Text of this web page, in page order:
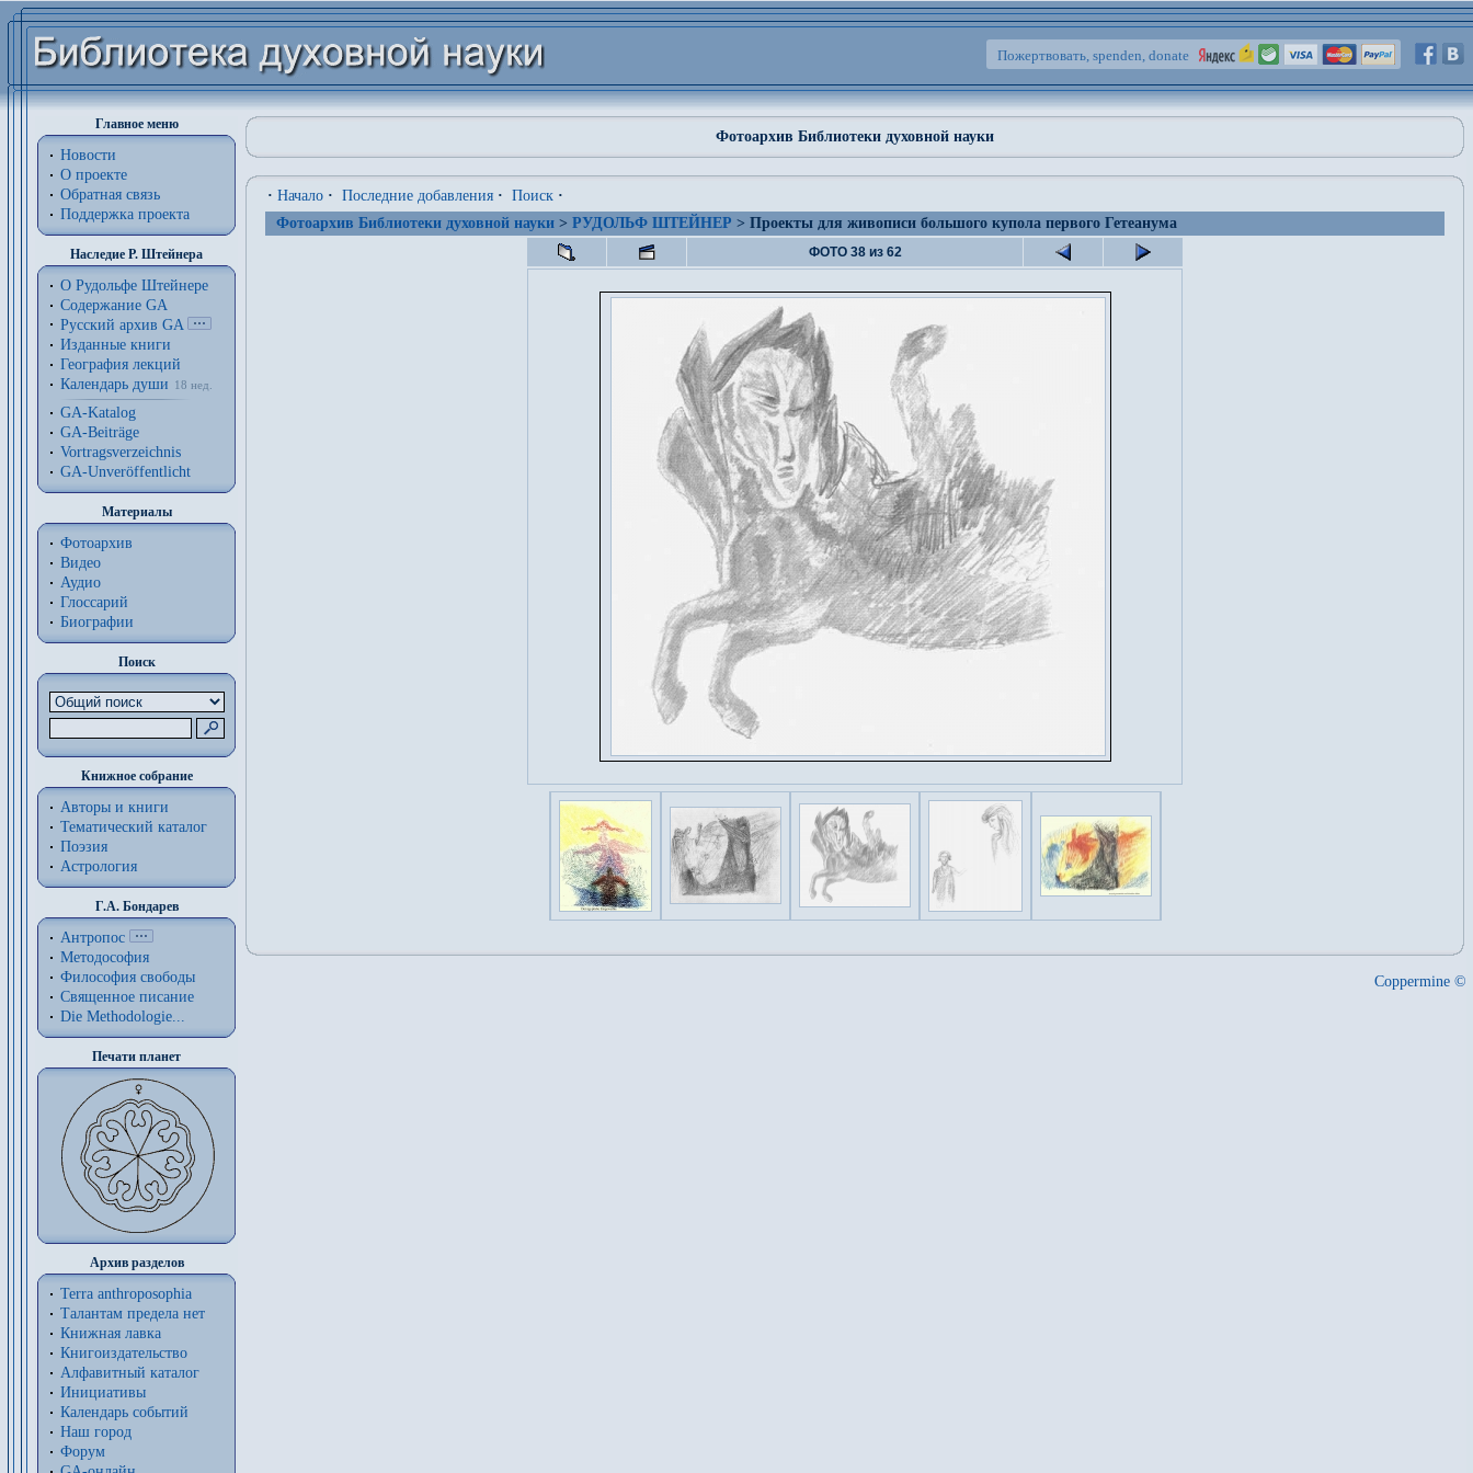
Пожертвовать, spenden, donate
Главное меню
Новости
О проекте
Обратная связь
Поддержка проекта
Наследие Р. Штейнера
О Рудольфе Штейнере
Содержание GA
Русский архив GA
Изданные книги
География лекций
Календарь души
18 нед.
GA-Katalog
GA-Beiträge
Vortragsverzeichnis
GA-Unveröffentlicht
Материалы
Фотоархив
Видео
Аудио
Глоссарий
Биографии
Поиск
Книжное собрание
Авторы и книги
Тематический каталог
Поэзия
Астрология
Г.А. Бондарев
Антропос
Методософия
Философия cвободы
Священное писание
Die Methodologie...
Печати планет
Архив разделов
Terra anthroposophia
Талантам предела нет
Книжная лавка
Книгоиздательство
Алфавитный каталог
Инициативы
Календарь событий
Наш город
Форум
Фотоархив Библиотеки духовной науки
· Начало · Последние добавления · Поиск ·
Фотоархив Библиотеки духовной науки > РУДОЛЬФ ШТЕЙНЕР > Проекты для живописи большого купола первого Гетеанума
ФОТО 38 из 62
Coppermine ©